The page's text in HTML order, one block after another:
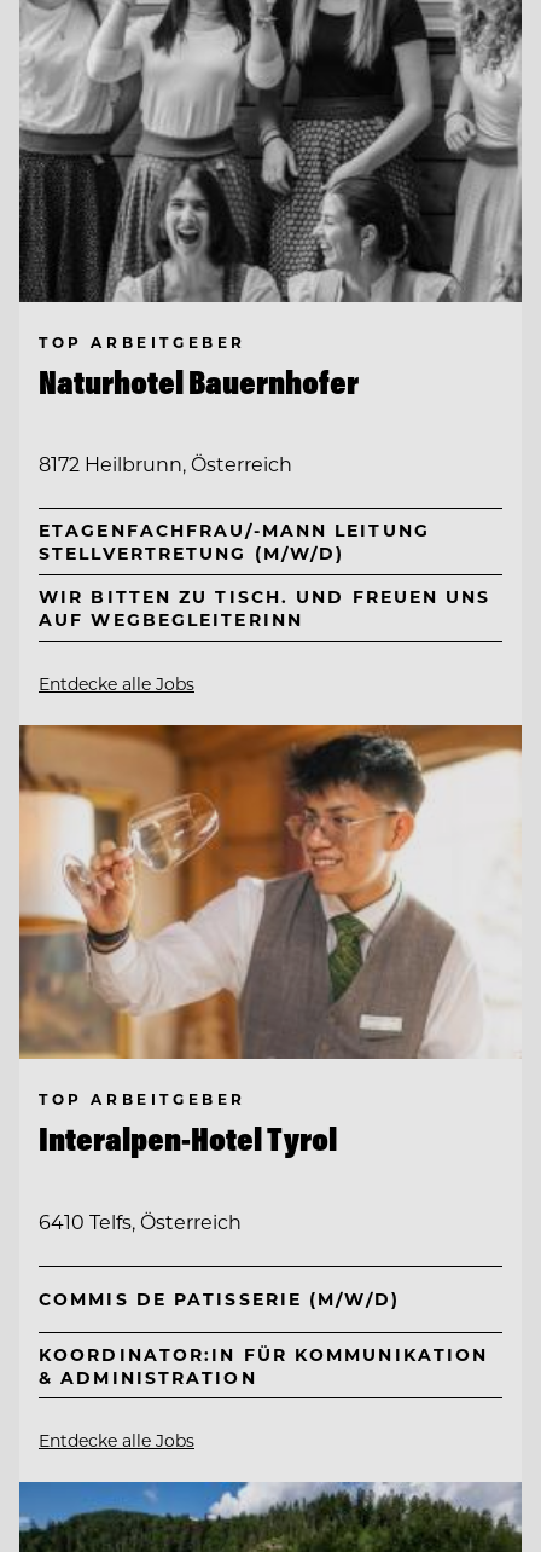
TOP ARBEITGEBER
Naturhotel Bauernhofer
8172 Heilbrunn, Österreich
ETAGENFACHFRAU/-MANN LEITUNG
STELLVERTRETUNG (M/W/D)
WIR BITTEN ZU TISCH. UND FREUEN UNS
AUF WEGBEGLEITERINN
Entdecke alle Jobs
TOP ARBEITGEBER
Interalpen-Hotel Tyrol
6410 Telfs, Österreich
COMMIS DE PATISSERIE (M/W/D)
KOORDINATOR:IN FÜR KOMMUNIKATION
& ADMINISTRATION
Entdecke alle Jobs